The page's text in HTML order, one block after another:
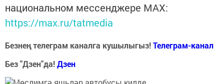
национальном мессенджере MАХ:
https://max.ru/tatmedia
Безнең телеграм каналга кушылыгыз!Телеграм-канал
Без "Дзен"да!Дзен